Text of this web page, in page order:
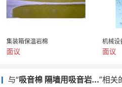
集装箱保温岩棉
面议
机械设
面议
与“吸音棉 隔墙用吸音岩...”相关